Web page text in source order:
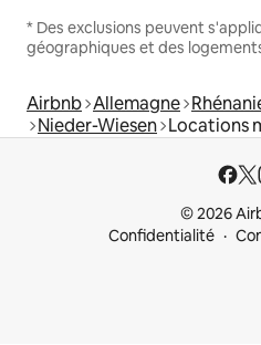
* Des exclusions peuvent
géographiques et des
Airbnb Allemagne
Nieder-Wiesen Locations
© 2026
Confidentialité